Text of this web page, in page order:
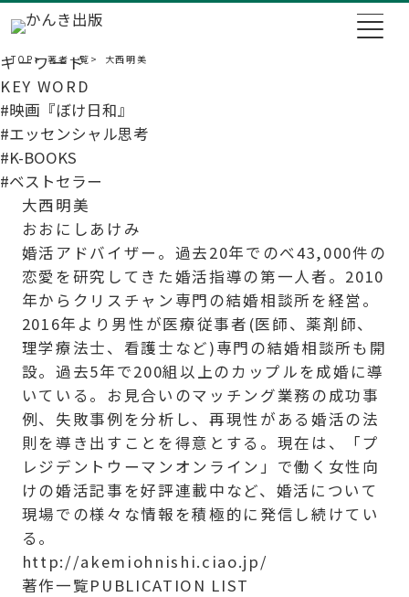
TOP 著者一覧 大西明美
キーワード
KEY WORD
#映画『ぼけ日和』
#エッセンシャル思考
#K-BOOKS
#ベストセラー
大西明美
おおにしあけみ
婚活アドバイザー。過去20年でのべ43,000件の
恋愛を研究してきた婚活指導の第一人者。2010
年からクリスチャン専門の結婚相談所を経営。
2016年より男性が医療従事者(医師、薬剤師、
理学療法士、看護士など)専門の結婚相談所も開
設。過去5年で200組以上のカップルを成婚に導
いている。お見合いのマッチング業務の成功事
例、失敗事例を分析し、再現性がある婚活の法
則を導き出すことを得意とする。現在は、「プ
レジデントウーマンオンライン」で働く女性向
けの婚活記事を好評連載中など、婚活について
現場での様々な情報を積極的に発信し続けてい
る。
http://akemiohnishi.ciao.jp/
著作一覧PUBLICATION LIST